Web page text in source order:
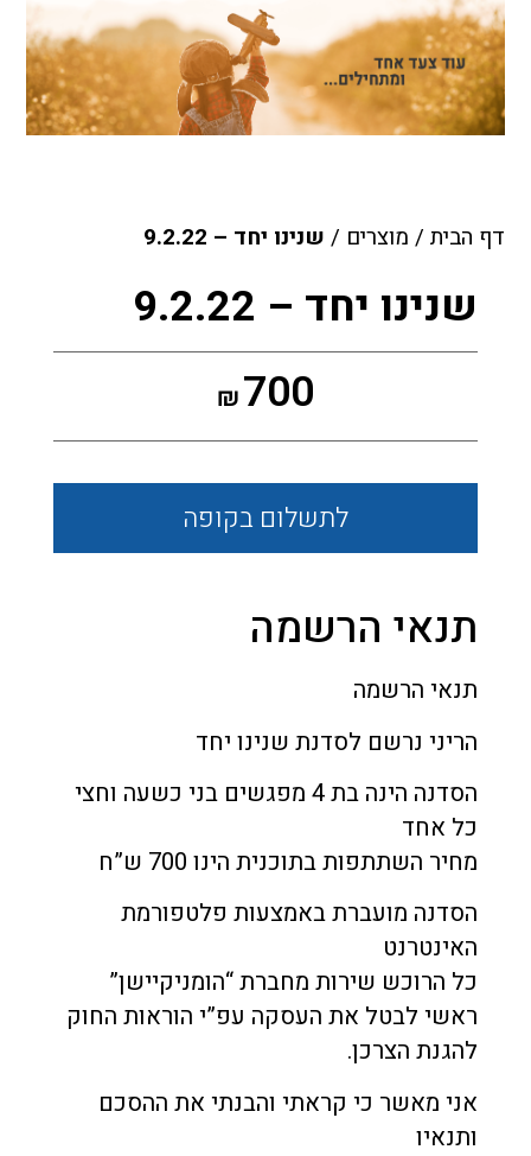
דף הבית / מוצרים / שנינו יחד – 9.2.22
שנינו יחד – 9.2.22
₪700
לתשלום בקופה
תנאי הרשמה
תנאי הרשמה
הריני נרשם לסדנת שנינו יחד
הסדנה הינה בת 4 מפגשים בני כשעה וחצי
כל אחד
מחיר השתתפות בתוכנית הינו 700 ש”ח
הסדנה מועברת באמצעות פלטפורמת
האינטרנט
כל הרוכש שירות מחברת “הומניקיישן”
ראשי לבטל את העסקה עפ”י הוראות החוק
להגנת הצרכן.
אני מאשר כי קראתי והבנתי את ההסכם
ותנאיו